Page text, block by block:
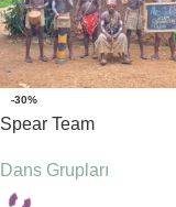
-30%
Spear Team
Dans Grupları